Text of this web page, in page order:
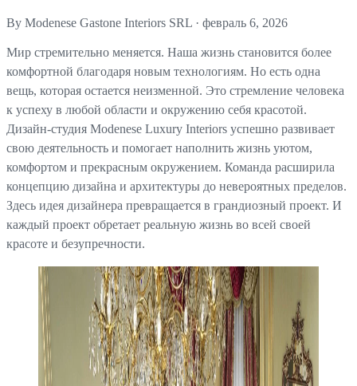
By Modenese Gastone Interiors SRL · февраль 6, 2026
Мир стремительно меняется. Наша жизнь становится более
комфортной благодаря новым технологиям. Но есть одна
вещь, которая остается неизменной. Это стремление человека
к успеху в любой области и окружению себя красотой.
Дизайн-студия Modenese Luxury Interiors успешно развивает
свою деятельность и помогает наполнить жизнь уютом,
комфортом и прекрасным окружением. Команда расширила
концепцию дизайна и архитектуры до невероятных пределов.
Здесь идея дизайнера превращается в грандиозный проект. И
каждый проект обретает реальную жизнь во всей своей
красоте и безупречности.